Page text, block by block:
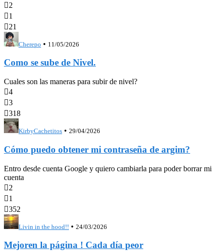
2
1
21
Cherepo • 11/05/2026
Como se sube de Nivel.
Cuales son las maneras para subir de nivel?
4
3
318
KirbyCachetitos • 29/04/2026
Cómo puedo obtener mi contraseña de argim?
Entro desde cuenta Google y quiero cambiarla para poder borrar mi
cuenta
2
1
352
Livin in the hood!! • 24/03/2026
Mejoren la página ! Cada día peor